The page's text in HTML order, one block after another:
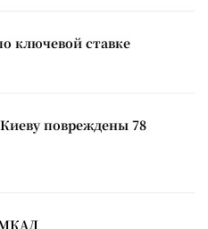
ключевой ставке
повреждены 78
МКАД